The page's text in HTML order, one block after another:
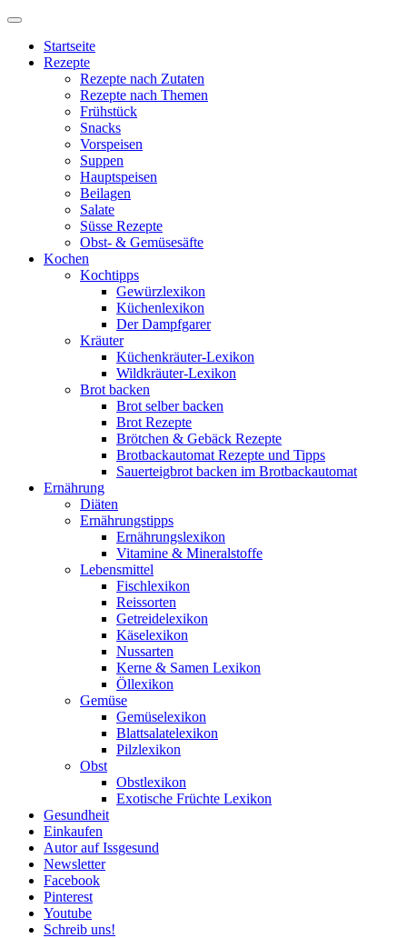
Startseite
Rezepte
Rezepte nach Zutaten
Rezepte nach Themen
Frühstück
Snacks
Vorspeisen
Suppen
Hauptspeisen
Beilagen
Salate
Süsse Rezepte
Obst- & Gemüsesäfte
Kochen
Kochtipps
Gewürzlexikon
Küchenlexikon
Der Dampfgarer
Kräuter
Küchenkräuter-Lexikon
Wildkräuter-Lexikon
Brot backen
Brot selber backen
Brot Rezepte
Brötchen & Gebäck Rezepte
Brotbackautomat Rezepte und Tipps
Sauerteigbrot backen im Brotbackautomat
Ernährung
Diäten
Ernährungstipps
Ernährungslexikon
Vitamine & Mineralstoffe
Lebensmittel
Fischlexikon
Reissorten
Getreidelexikon
Käselexikon
Nussarten
Kerne & Samen Lexikon
Öllexikon
Gemüse
Gemüselexikon
Blattsalatelexikon
Pilzlexikon
Obst
Obstlexikon
Exotische Früchte Lexikon
Gesundheit
Einkaufen
Autor auf Issgesund
Newsletter
Facebook
Pinterest
Youtube
Schreib uns!